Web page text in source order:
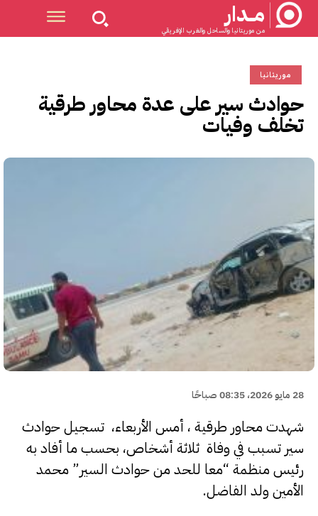
مــدار
من موريتانيا والساحل والغرب الإفريقي
موريتانيا
حوادث سير على عدة محاور طرقية
تخلف وفيات
28 مايو 2026، 08:35 صباحًا
شهدت محاور طرقية ، أمس الأربعاء، تسجيل حوادث
سير تسبب في وفاة ثلاثة أشخاص، بحسب ما أفاد به
رئيس منظمة “معا للحد من حوادث السير” محمد
الأمين ولد الفاضل.